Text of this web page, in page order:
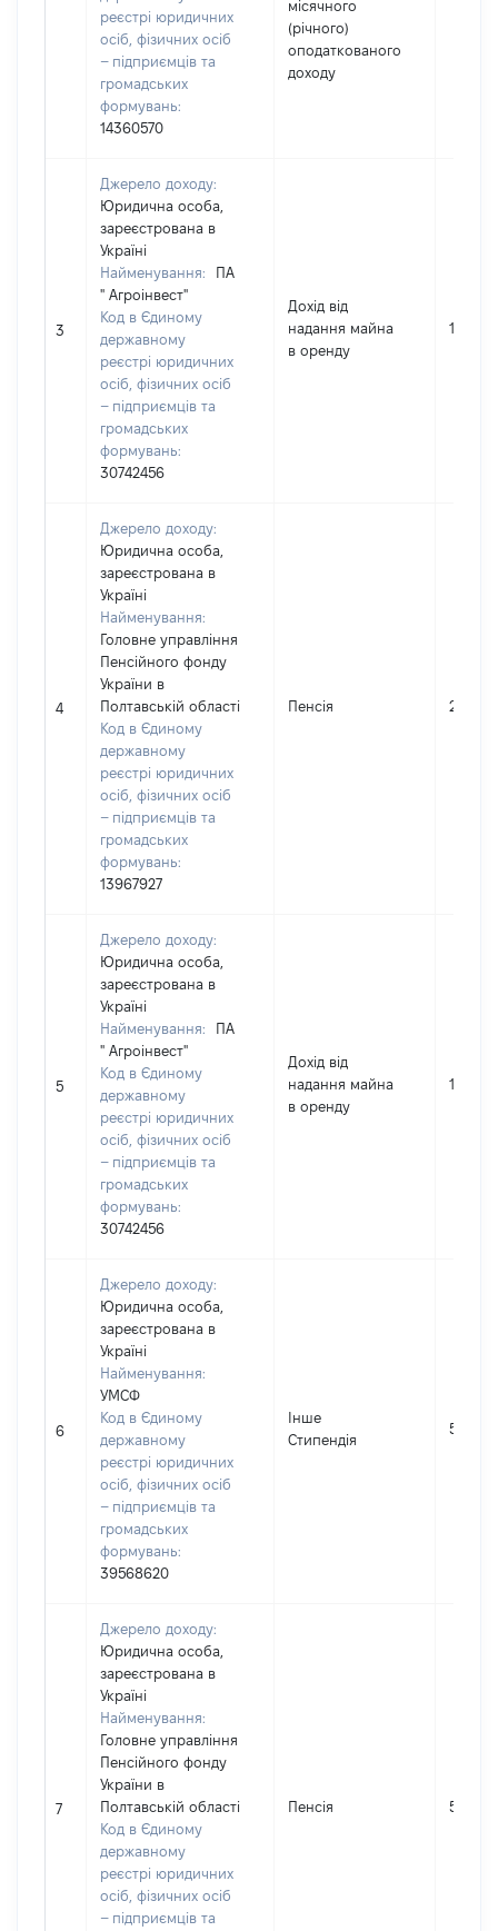
реєстрі юридичних
осіб, фізичних осіб
– підприємців та
громадських
формувань:
14360570
місячного
(річного)
оподаткованого
доходу
3
Джерело доходу:
Юридична особа,
зареєстрована в
Україні
Найменування:
ПА
" Агроінвест"
Код в Єдиному
державному
реєстрі юридичних
осіб, фізичних осіб
– підприємців та
громадських
формувань:
30742456
Дохід від
надання майна
в оренду
16453
4
Джерело доходу:
Юридична особа,
зареєстрована в
Україні
Найменування:
Головне управління
Пенсійного фонду
України в
Полтавській області
Код в Єдиному
державному
реєстрі юридичних
осіб, фізичних осіб
– підприємців та
громадських
формувань:
13967927
Пенсія 23392
5
Джерело доходу:
Юридична особа,
зареєстрована в
Україні
Найменування:
ПА
" Агроінвест"
Код в Єдиному
державному
реєстрі юридичних
осіб, фізичних осіб
– підприємців та
громадських
формувань:
30742456
Дохід від
надання майна
в оренду
11071
6
Джерело доходу:
Юридична особа,
зареєстрована в
Україні
Найменування:
УМСФ
Код в Єдиному
державному
реєстрі юридичних
осіб, фізичних осіб
– підприємців та
громадських
формувань:
39568620
Інше
Стипендія
5200
7
Джерело доходу:
Юридична особа,
зареєстрована в
Україні
Найменування:
Головне управління
Пенсійного фонду
України в
Полтавській області
Код в Єдиному
державному
реєстрі юридичних
осіб, фізичних осіб
– підприємців та
Пенсія 55216